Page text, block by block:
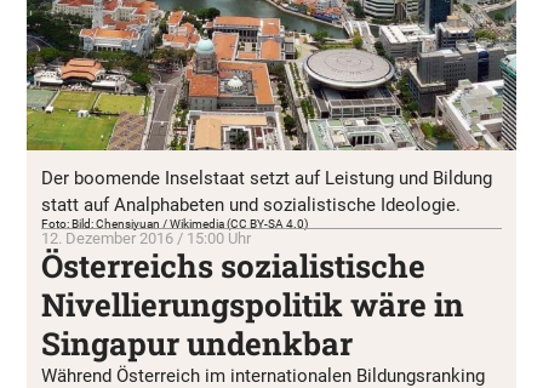
Der boomende Inselstaat setzt auf Leistung und Bildung
statt auf Analphabeten und sozialistische Ideologie.
Foto: Bild: Chensiyuan / Wikimedia (CC BY-SA 4.0)
12. Dezember 2016 / 15:00 Uhr
Österreichs sozialistische
Nivellierungspolitik wäre in
Singapur undenkbar
Während Österreich im internationalen Bildungsranking